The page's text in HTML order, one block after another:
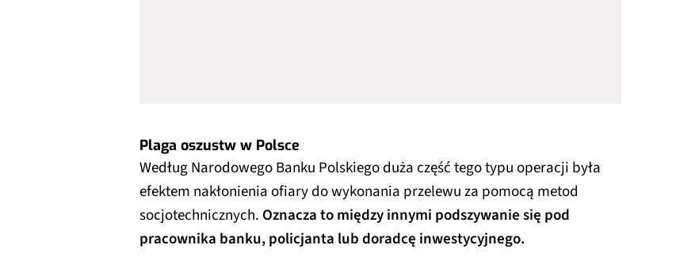
Plaga oszustw w Polsce
Według Narodowego Banku Polskiego duża część tego typu operacji była
efektem nakłonienia ofiary do wykonania przelewu za pomocą metod
socjotechnicznych. Oznacza to między innymi podszywanie się pod
pracownika banku, policjanta lub doradcę inwestycyjnego.